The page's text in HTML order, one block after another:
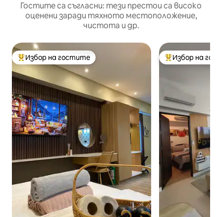
Гостите са съгласни: тези престои са високо
оценени заради тяхното местоположение,
чистота и др.
Най-популярен избор на гостите
Избор на гостите Най-популярен
Избор на